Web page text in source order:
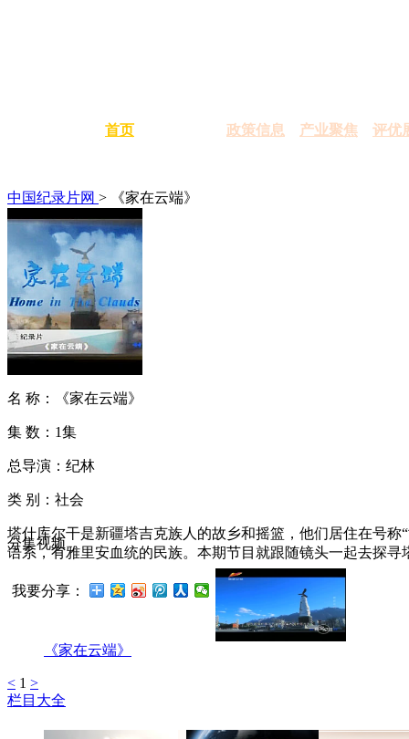
首页 政策信息 产业聚焦 评优
中国纪录片网 > 《家在云端》
名 称： 《家在云端》
集 数：1集
总导演：纪林
类 别：社会
塔什库尔干是新疆塔吉克族人的故乡和摇篮，他们居住在号
语系，有雅里安血统的民族。本期节目就跟随镜头一起去探
我要分享：
分集视频
《家在云端》
< 1 >
栏目大全